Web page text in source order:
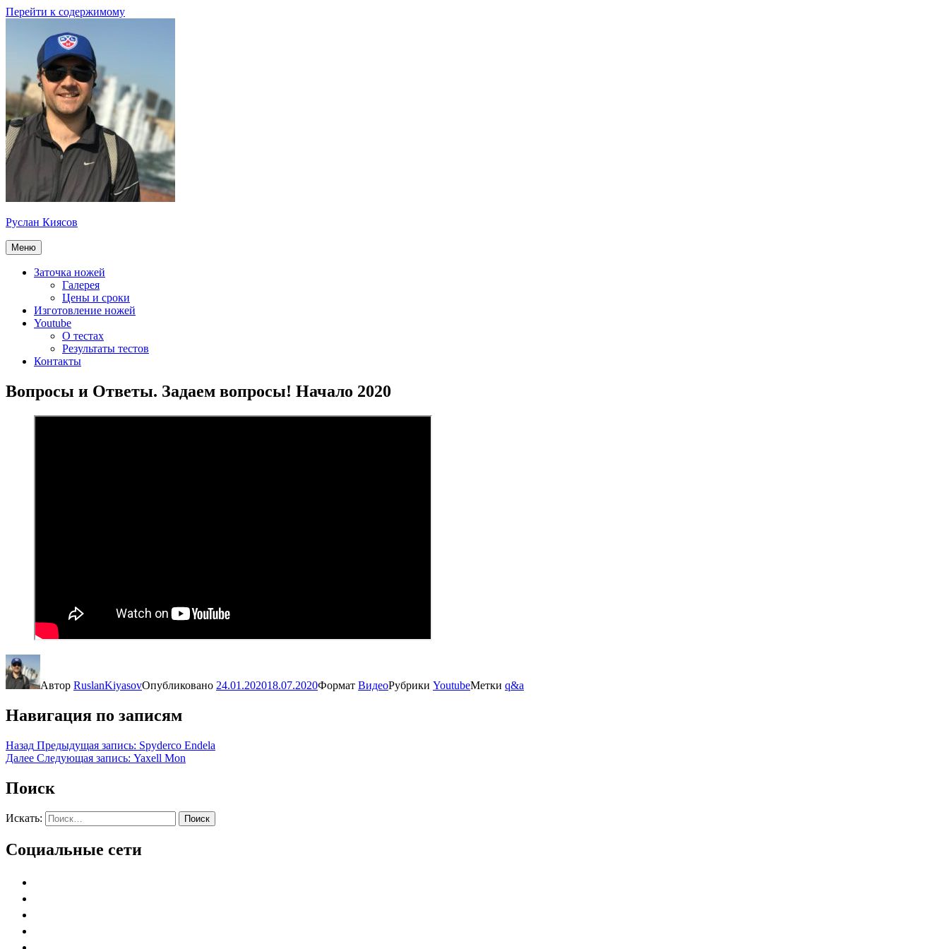
Перейти к содержимому
Руслан Киясов
Меню
Заточка ножей
Галерея
Цены и сроки
Изготовление ножей
Youtube
О тестах
Результаты тестов
Контакты
Вопросы и Ответы. Задаем вопросы! Начало 2020
Автор RuslanKiyasovОпубликовано 24.01.202018.07.2020Формат ВидеоРубрики YoutubeМетки q&a
Навигация по записям
Назад Предыдущая запись: Spyderco Endela
Далее Следующая запись: Yaxell Mon
Поиск
Искать: Поиск
Социальные сети